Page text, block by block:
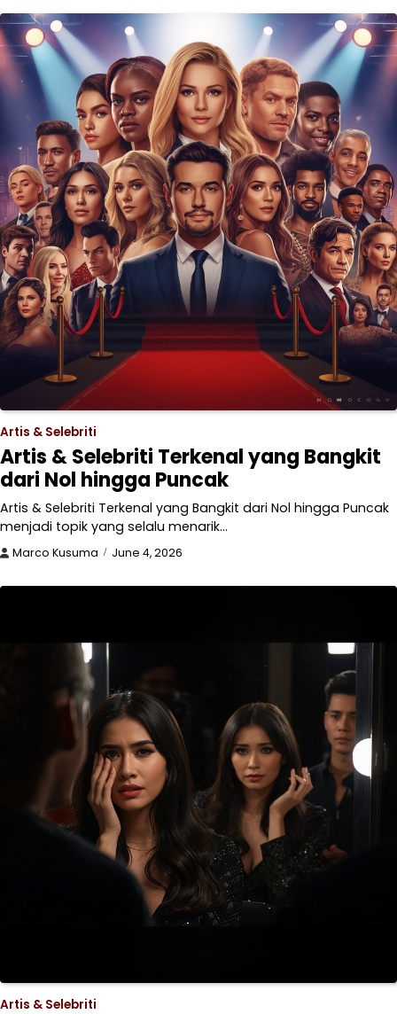
Artis & Selebriti
Artis & Selebriti Terkenal yang Bangkit
dari Nol hingga Puncak
Artis & Selebriti Terkenal yang Bangkit dari Nol hingga Puncak
menjadi topik yang selalu menarik…
Marco Kusuma June 4, 2026
Artis & Selebriti